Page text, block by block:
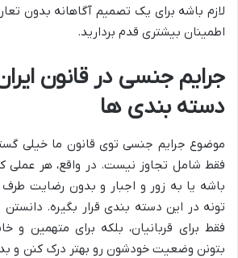
لازم باشه برای یک تصمیم آگاهانه بدون
اطمینان بیشتری قدم بردارید.
جرایم جنسی در قانون
دسته بندی ها
موضوع جرایم جنسی توی قانون ما خیلی
فقط شامل تجاوز نیست. در واقع، هر عملی
باشه یا به زور و اجبار و بدون رضایت
تونه در این دسته بندی قرار بگیره.
فقط برای قربانیان، بلکه برای متهمین و
بتونن وضعیت خودشون رو بهتر درک کنن و